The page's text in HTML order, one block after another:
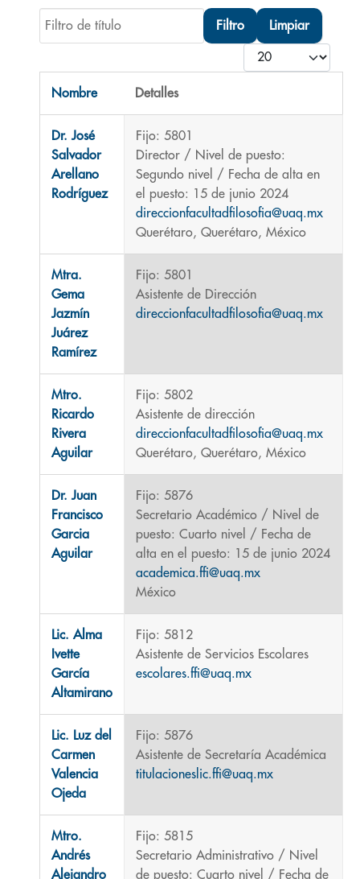
Filtro de título
Filtro Limpiar
Cantidad
Nombre Detalles
Dr. José
Salvador
Arellano
Rodríguez
Fijo: 5801
Director / Nivel de puesto:
Segundo nivel / Fecha de alta en
el puesto: 15 de junio 2024
direccionfacultadfilosofia@uaq.mx
Querétaro, Querétaro, México
Mtra.
Gema
Jazmín
Juárez
Ramírez
Fijo: 5801
Asistente de Dirección
direccionfacultadfilosofia@uaq.mx
Mtro.
Ricardo
Rivera
Aguilar
Fijo: 5802
Asistente de dirección
direccionfacultadfilosofia@uaq.mx
Querétaro, Querétaro, México
Dr. Juan
Francisco
Garcia
Aguilar
Fijo: 5876
Secretario Académico / Nivel de
puesto: Cuarto nivel / Fecha de
alta en el puesto: 15 de junio 2024
academica.ffi@uaq.mx
México
Lic. Alma
Ivette
García
Altamirano
Fijo: 5812
Asistente de Servicios Escolares
escolares.ffi@uaq.mx
Lic. Luz del
Carmen
Valencia
Ojeda
Fijo: 5876
Asistente de Secretaría Académica
titulacioneslic.ffi@uaq.mx
Mtro.
Andrés
Alejandro
Fijo: 5815
Secretario Administrativo / Nivel
de puesto: Cuarto nivel / Fecha de